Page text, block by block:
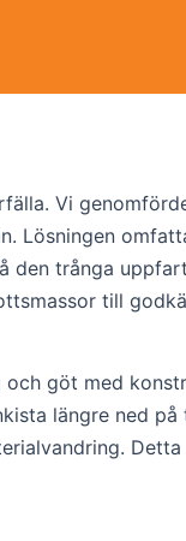
Vi
Lösningen
den trånga
till
göt med
längre ned